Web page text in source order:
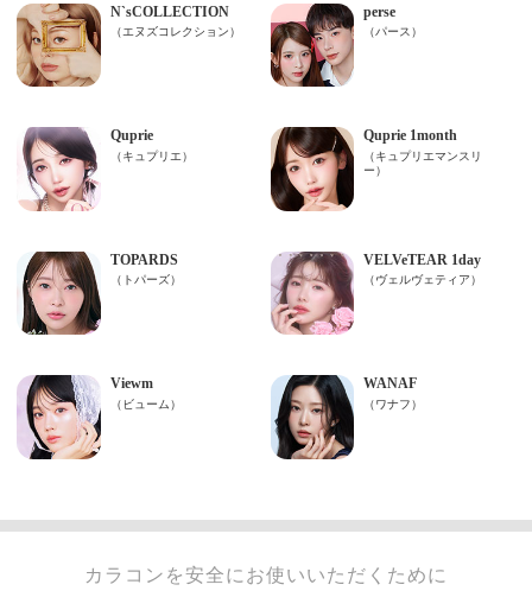
カラコンを安全にお使いいただくために